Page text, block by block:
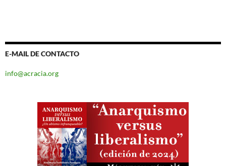
E-MAIL DE CONTACTO
info@acracia.org